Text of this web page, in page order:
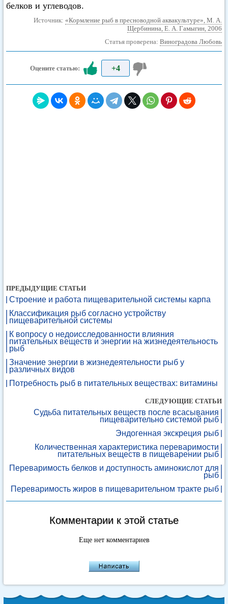
белков и углеводов.
Источник: «Кормление рыб в пресноводной аквакультуре», М. А.
Щербинина, Е. А. Гамыгин, 2006
Статья проверена: Виноградова Любовь
Оцените статью: +4
ПРЕДЫДУЩИЕ СТАТЬИ
Строение и работа пищеварительной системы карпа
Классификация рыб согласно устройству
пищеварительной системы
К вопросу о недоисследованности влияния
питательных веществ и энергии на жизнедеятельность
рыб
Значение энергии в жизнедеятельности рыб у
различных видов
Потребность рыб в питательных веществах: витамины
СЛЕДУЮЩИЕ СТАТЬИ
Судьба питательных веществ после всасывания
пищеварительно системой рыб
Эндогенная экскреция рыб
Количественная характеристика переваримости
питательных веществ в пищеварении рыб
Переваримость белков и доступность аминокислот для
рыб
Переваримость жиров в пищеварительном тракте рыб
Комментарии к этой статье
Еще нет комментариев